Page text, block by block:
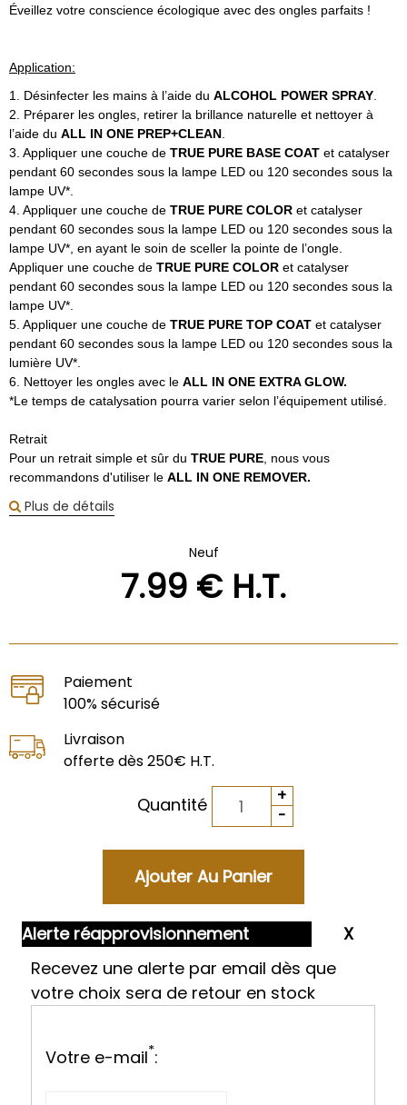
Éveillez votre conscience écologique avec des ongles parfaits !
Application:
1. Désinfecter les mains à l’aide du ALCOHOL POWER SPRAY.
2. Préparer les ongles, retirer la brillance naturelle et nettoyer à
l’aide du ALL IN ONE PREP+CLEAN.
3. Appliquer une couche de TRUE PURE BASE COAT et catalyser
pendant 60 secondes sous la lampe LED ou 120 secondes sous la
lampe UV*.
4. Appliquer une couche de TRUE PURE COLOR et catalyser
pendant 60 secondes sous la lampe LED ou 120 secondes sous la
lampe UV*, en ayant le soin de sceller la pointe de l’ongle.
Appliquer une couche de TRUE PURE COLOR et catalyser
pendant 60 secondes sous la lampe LED ou 120 secondes sous la
lampe UV*.
5. Appliquer une couche de TRUE PURE TOP COAT et catalyser
pendant 60 secondes sous la lampe LED ou 120 secondes sous la
lumière UV*.
6. Nettoyer les ongles avec le ALL IN ONE EXTRA GLOW.
*Le temps de catalysation pourra varier selon l’équipement utilisé.
Retrait
Pour un retrait simple et sûr du TRUE PURE, nous vous
recommandons d'utiliser le ALL IN ONE REMOVER.
Plus de détails
Neuf
7.99 € H.T.
Paiement
100% sécurisé
Livraison
offerte dès 250€ H.T.
Quantité
Alerte réapprovisionnement
Recevez une alerte par email dès que
votre choix sera de retour en stock
Votre e-mail*: